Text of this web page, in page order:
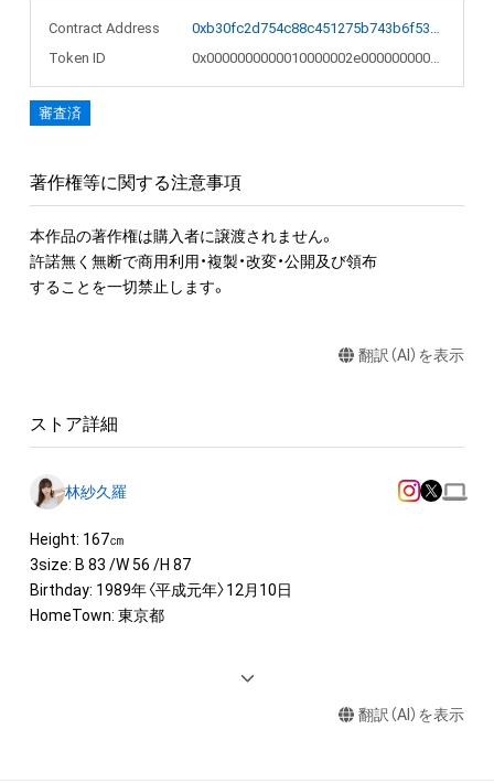
Contract Address
0xb30fc2d754c88c451275b743b6f530f19f643683
Token ID
0x0000000000010000002e0000000005b0
審査済
著作権等に関する注意事項
本作品の著作権は購入者に譲渡されません。
許諾無く無断で商用利用・複製・改変・公開及び領布
することを一切禁止します。
翻訳（AI）を表示
ストア詳細
林紗久羅
Height: 167㎝
3size: B 83 /W 56 /H 87
Birthday: 1989年〈平成元年〉12月10日
HomeTown: 東京都
翻訳（AI）を表示